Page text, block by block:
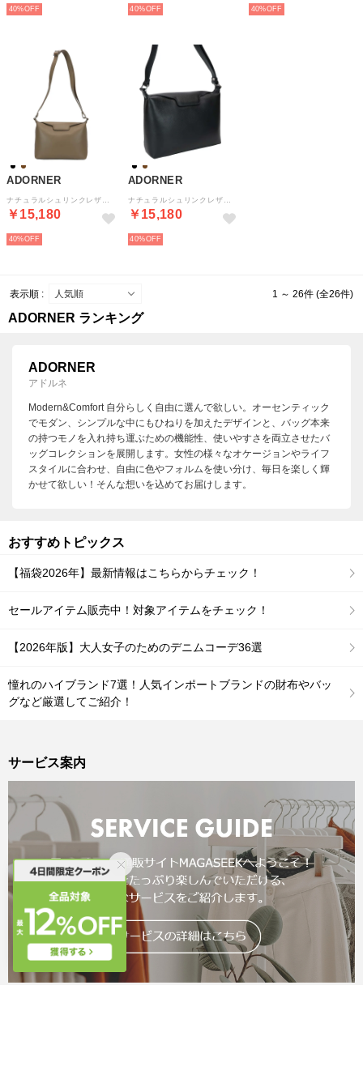
40% 40% 40%
ADORNER
￥15,180
40%
ADORNER
￥15,180
40%
表示順 : 1 ～ 26件 (全26件)
ADORNER ランキング
ADORNER
アドルネ
Modern&Comfort 自分らしく自由に選んで欲しい。オーセンティック
でモダン、シンプルな中にもひねりを加えたデザインと、バッグ本来
の持つモノを入れ持ち運ぶための機能性、使いやすさを両立させたバ
ッグコレクションを展開します。女性の様々なオケージョンやライフ
スタイルに合わせ、自由に色やフォルムを使い分け、毎日を楽しく輝
かせて欲しい！そんな想いを込めてお届けします。
おすすめトピックス
【福袋2026年】最新情報はこちらからチェック！
セールアイテム販売中！対象アイテムをチェック！
【2026年版】大人女子のためのデニムコーデ36選
憧れのハイブランド7選！人気インポートブランドの財布やバッ
グなど厳選してご紹介！
サービス案内